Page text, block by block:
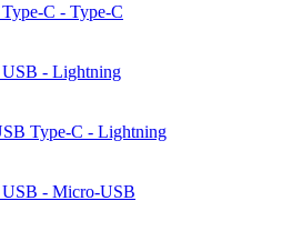
C - Type-C
- Lightning
Type-C - Lightning
- Micro-USB